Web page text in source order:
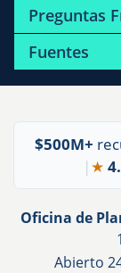
$500M+
| ★
Oficina de
Abierto
Preguntas
Fuentes